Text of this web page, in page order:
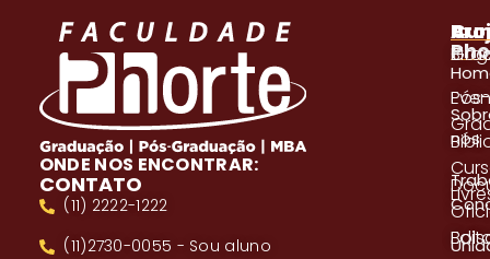
ONDE NOS ENCONTRAR:
CONTATO
(11) 2222-1222
(11)2730-0055 - Sou aluno
A
nós
Pós-